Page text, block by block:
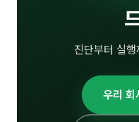
진단부터 실
우리 회